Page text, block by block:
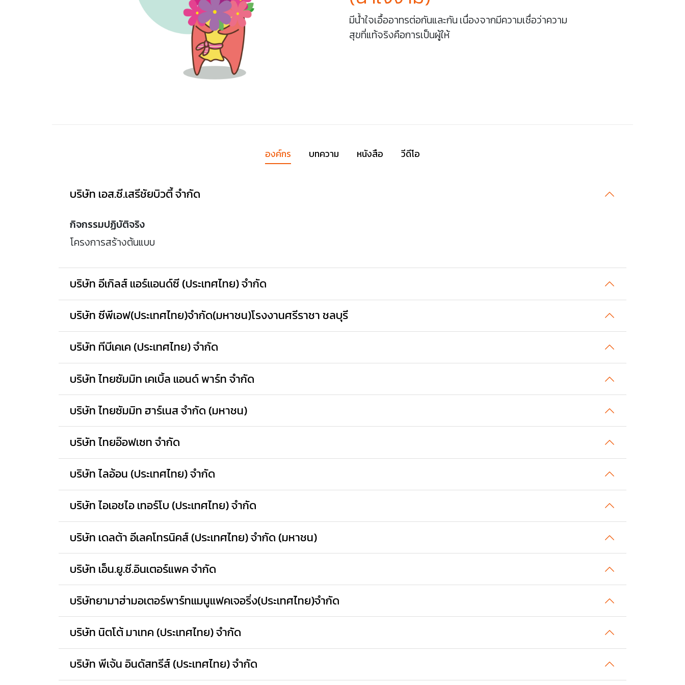
มีน้ำใจเอื้ออาทรต่อกันและกัน เนื่องจากมีความเชื่อว่าความ
สุขที่แท้จริงคือการเป็นผู้ให้
องค์กร บทความ หนังสือ วีดีโอ
บริษัท เอส.ซี.เสรีชัยบิวตี้ จำกัด
กิจกรรมปฏิบัติจริง
โครงการสร้างต้นแบบ
บริษัท อีเกิลส์ แอร์แอนด์ซี (ประเทศไทย) จำกัด
บริษัท ซีพีเอฟ(ประเทศไทย)จำกัด(มหาชน)โรงงานศรีราชา ชลบุรี
บริษัท ทีบีเคเค (ประเทศไทย) จำกัด
บริษัท ไทยซัมมิท เคเบิ้ล แอนด์ พาร์ท จำกัด
บริษัท ไทยซัมมิท ฮาร์เนส จำกัด (มหาชน)
บริษัท ไทยอ๊อฟเซท จำกัด
บริษัท ไลอ้อน (ประเทศไทย) จำกัด
บริษัท ไอเอชไอ เทอร์โบ (ประเทศไทย) จำกัด
บริษัท เดลต้า อีเลคโทรนิคส์ (ประเทศไทย) จำกัด (มหาชน)
บริษัท เอ็น.ยู.ซี.อินเตอร์แพค จำกัด
บริษัทยามาฮ่ามอเตอร์พาร์ทแมนูแฟคเจอริ่ง(ประเทศไทย)จำกัด
บริษัท นิตโต้ มาเทค (ประเทศไทย) จำกัด
บริษัท พีเจ้น อินดัสทรีส์ (ประเทศไทย) จํากัด